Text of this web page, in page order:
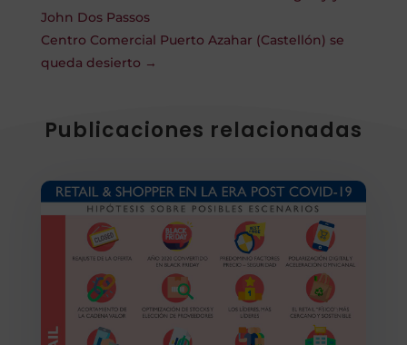
John Dos Passos
Centro Comercial Puerto Azahar (Castellón) se
queda desierto →
Publicaciones relacionadas